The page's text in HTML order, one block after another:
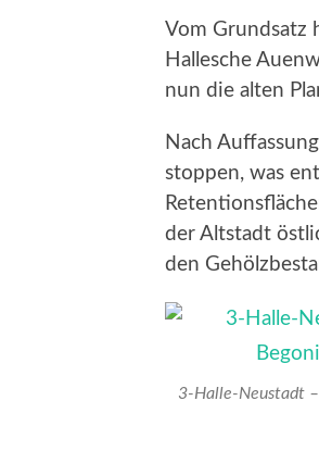
Vom Grundsatz
Hallesche
nun die alten
Nach
stoppen, was
der Altstadt
den
3-Halle-Neustadt